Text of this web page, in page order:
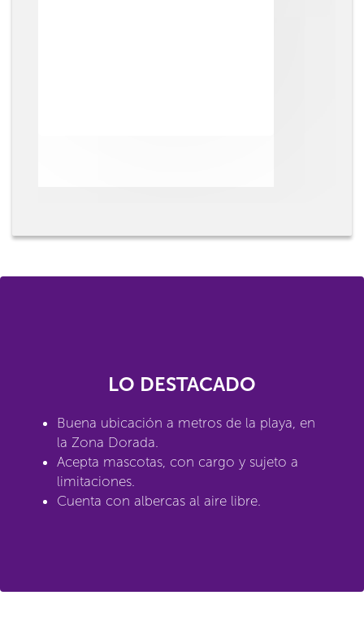
LO DESTACADO
Buena ubicación a metros de la playa, en
la Zona Dorada.
Acepta mascotas, con cargo y sujeto a
limitaciones.
Cuenta con albercas al aire libre.